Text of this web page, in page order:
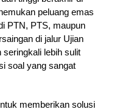
peluang emas
PTN, PTS, maupun
di jalur Ujian
seringkali lebih sulit
soal yang sangat
memberikan solusi